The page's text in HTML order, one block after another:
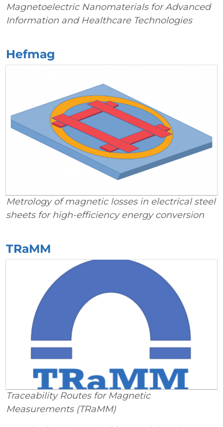
Magnetoelectric Nanomaterials for Advanced
Information and Healthcare Technologies
Hefmag
Metrology of magnetic losses in electrical steel
sheets for high-efficiency energy conversion
TRaMM
Traceability Routes for Magnetic
Measurements (TRaMM)